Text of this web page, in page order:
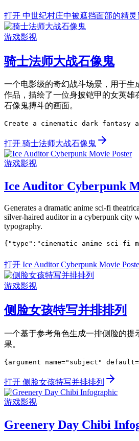
打开 中世纪村庄中被遮挡面部的精灵
游戏影视
骑士法师大战石像鬼
一个电影级的奇幻战斗场景，用于生
作品，描绘了一位身披铠甲的女英雄
石像鬼搏斗的画面。
Create a cinematic dark fantasy
打开 骑士法师大战石像鬼
游戏影视
Ice Auditor Cyberpunk
Generates a dramatic anime sci-fi
silver-haired auditor in a cyberpunk city
typography.
{"type":"cinematic anime sci-fi
打开 Ice Auditor Cyberpunk Movie
游戏影视
侧脸女孩特写并排排列
一个基于参考角色生成一排侧脸的提
果。
{argument name="subject"
打开 侧脸女孩特写并排排列
游戏影视
Greenery Day Chibi